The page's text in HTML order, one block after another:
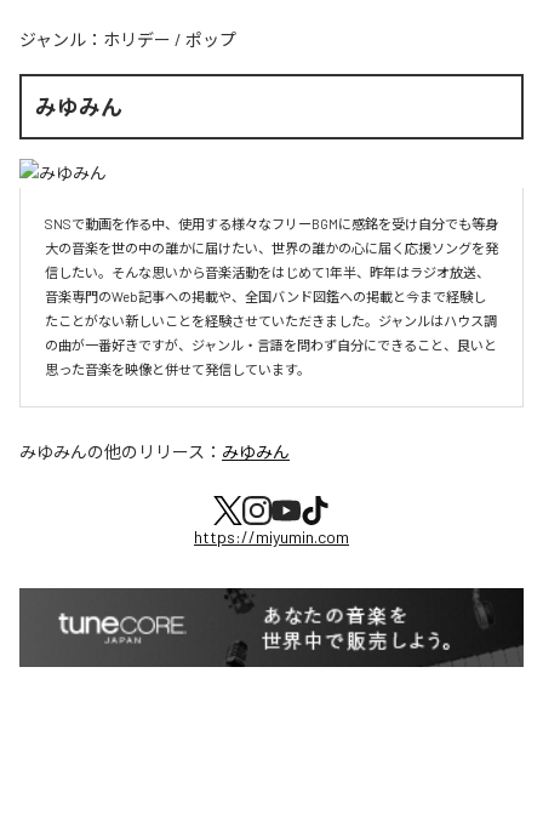
ジャンル： ホリデー / ポップ
みゆみん
SNSで動画を作る中、使用する様々なフリーBGMに感銘を受け自分でも等身
大の音楽を世の中の誰かに届けたい、世界の誰かの心に届く応援ソングを発
信したい。そんな思いから音楽活動をはじめて1年半、昨年はラジオ放送、
音楽専門のWeb記事への掲載や、全国バンド図鑑への掲載と今まで経験し
たことがない新しいことを経験させていただきました。ジャンルはハウス調
の曲が一番好きですが、ジャンル・言語を問わず自分にできること、良いと
思った音楽を映像と併せて発信しています。
みゆみんの他のリリース： みゆみん
https://miyumin.com